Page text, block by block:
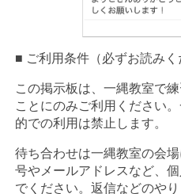
■ ご利用条件（必ずお読みく
この掲示板は、一縄教室で
ことにのみご利用ください
的での利用は禁止します。
待ち合わせは一縄教室の会
号やメールアドレスなど、
でください。返信などのや